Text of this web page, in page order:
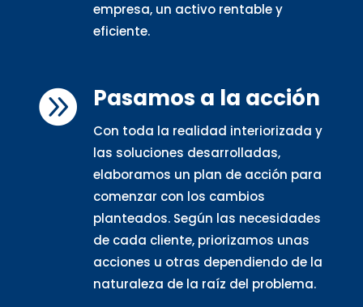
empresa, un activo rentable y
eficiente.
 Pasamos a la acción
Con toda la realidad interiorizada y
las soluciones desarrolladas,
elaboramos un plan de acción para
comenzar con los cambios
planteados. Según las necesidades
de cada cliente, priorizamos unas
acciones u otras dependiendo de la
naturaleza de la raíz del problema.